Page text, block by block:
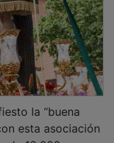
esta asociación
de 12.000